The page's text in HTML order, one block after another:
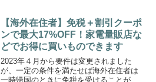
米が食べたいんですよね。そこでタイで
売っている"サトウのごは...
【海外在住者】免税＋割引クーポ
ンで最大17%OFF！家電量販店な
どでお得に買いものできます
2023年４月から要件は変更されました
が、一定の条件を満たせば海外在住者は
一時帰国のときに免税を受けることがで